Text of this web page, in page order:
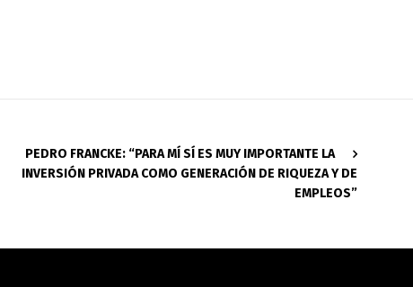
PEDRO FRANCKE: “PARA MÍ SÍ ES MUY IMPORTANTE LA
INVERSIÓN PRIVADA COMO GENERACIÓN DE RIQUEZA Y DE
EMPLEOS”